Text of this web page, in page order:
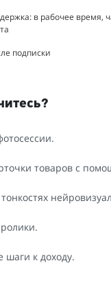
в рабочее время,
подписки
товаров с
шаги к доходу.